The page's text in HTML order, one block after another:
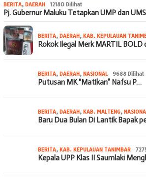
BERITA, DAERAH 12180 Dilihat
Pj. Gubernur Maluku Tetapkan UMP dan
BERITA, DAERAH, KAB. KEPULAUAN
Rokok Ilegal Merk MARTIL
BERITA, DAERAH, NASIONAL 9688 Dilihat
Putusan MK “Matikan” Nafsu P…
BERITA, DAERAH, KAB. MALTENG,
Baru Dua Bulan Di Lantik Bapak
BERITA, KAB. KEPULAUAN TANIMBAR
Kepala UPP Klas II Saumlaki